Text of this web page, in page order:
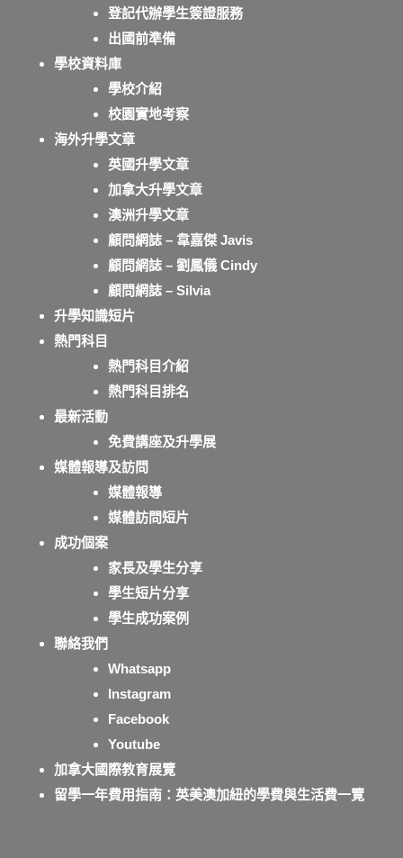
登記代辦學生簽證服務
出國前準備
學校資料庫
學校介紹
校園實地考察
海外升學文章
英國升學文章
加拿大升學文章
澳洲升學文章
顧問網誌 – 韋嘉傑 Javis
顧問網誌 – 劉鳳儀 Cindy
顧問網誌 – Silvia
升學知識短片
熱門科目
熱門科目介紹
熱門科目排名
最新活動
免費講座及升學展
媒體報導及訪問
媒體報導
媒體訪問短片
成功個案
家長及學生分享
學生短片分享
學生成功案例
聯絡我們
Whatsapp
Instagram
Facebook
Youtube
加拿大國際教育展覽
留學一年費用指南：英美澳加紐的學費與生活費一覽